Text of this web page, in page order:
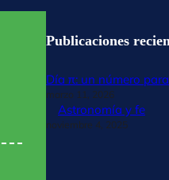
Publicaciones
Día π: un número
marzo 11, 2026
Astronomía y fe
noviembre 4, 2025